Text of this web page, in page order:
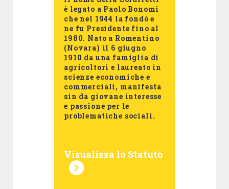
è legato a Paolo Bonomi
che nel 1944 la fondò e
ne fu Presidente fino al
1980. Nato a Romentino
(Novara) il 6 giugno
1910 da una famiglia di
agricoltori e laureato in
scienze economiche e
commerciali, manifesta
sin da giovane interesse
e passione per le
problematiche sociali.
Visualizza lo Statuto